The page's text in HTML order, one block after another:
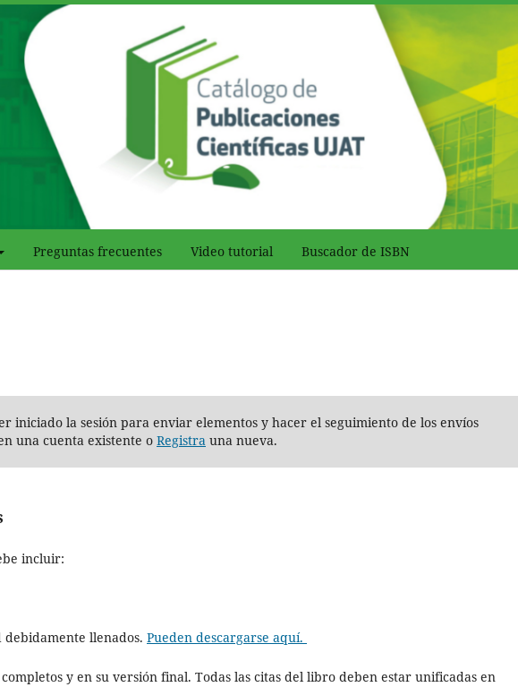
Preguntas frecuentes Video tutorial Buscador de ISBN
iniciado la sesión para enviar elementos y hacer el seguimiento de los envíos
una cuenta existente o Registra una nueva.
incluir:
debidamente llenados. Pueden descargarse aquí.
y en su versión final. Todas las citas del libro deben estar unificadas en